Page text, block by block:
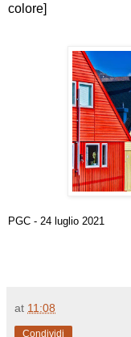
colore]
PGC - 24 luglio 2021
at 11:08
Condividi